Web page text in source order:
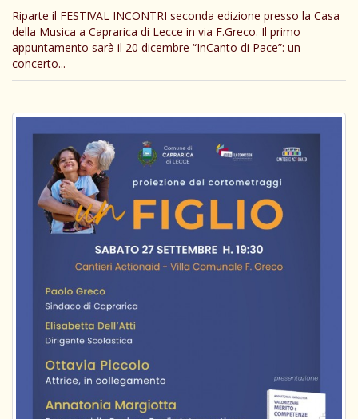
Riparte il FESTIVAL INCONTRI seconda edizione presso la Casa
della Musica a Caprarica di Lecce in via F.Greco. Il primo
appuntamento sarà il 20 dicembre “InCanto di Pace”: un
concerto...